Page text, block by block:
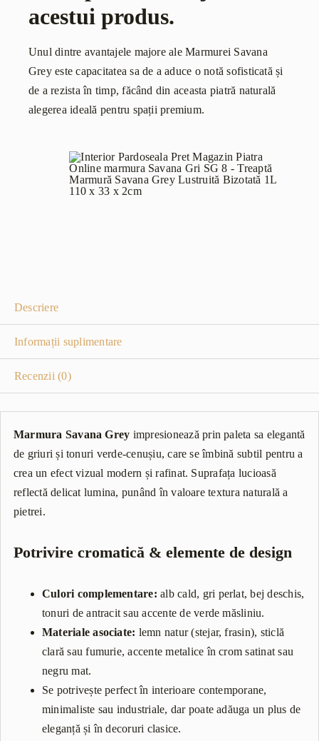
acestui produs.
Unul dintre avantajele majore ale Marmurei Savana
Grey este capacitatea sa de a aduce o notă sofisticată și
de a rezista în timp, făcând din aceasta piatră naturală
alegerea ideală pentru spații premium.
Descriere
Informații suplimentare
Recenzii (0)
Marmura Savana Grey impresionează prin paleta sa elegantă
de griuri și tonuri verde-cenușiu, care se îmbină subtil pentru a
crea un efect vizual modern și rafinat. Suprafața lucioasă
reflectă delicat lumina, punând în valoare textura naturală a
pietrei.
Potrivire cromatică & elemente de design
Culori complementare: alb cald, gri perlat, bej deschis,
tonuri de antracit sau accente de verde măsliniu.
Materiale asociate: lemn natur (stejar, frasin), sticlă
clară sau fumurie, accente metalice în crom satinat sau
negru mat.
Se potrivește perfect în interioare contemporane,
minimaliste sau industriale, dar poate adăuga un plus de
eleganță și în decoruri clasice.